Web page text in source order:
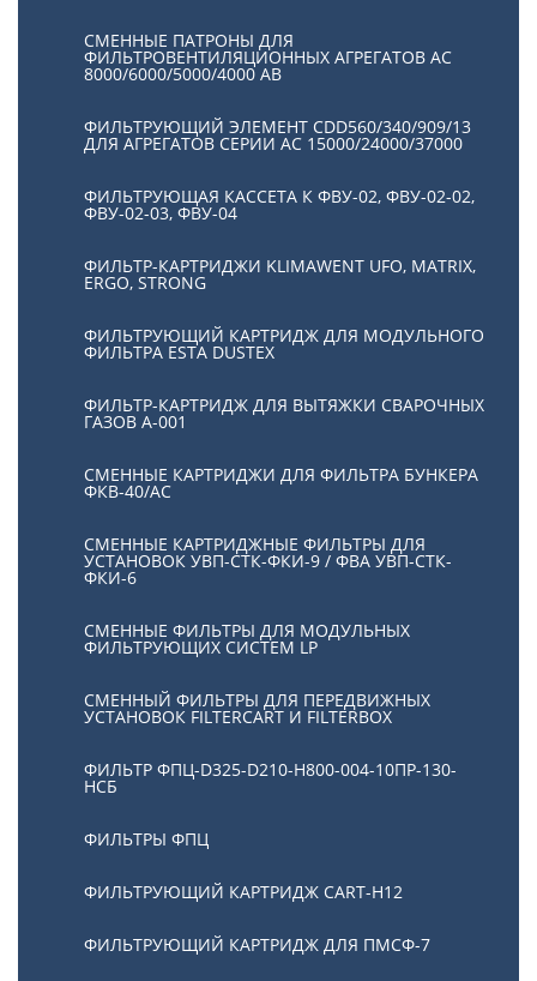
СМЕННЫЕ ПАТРОНЫ ДЛЯ
ФИЛЬТРОВЕНТИЛЯЦИОННЫХ АГРЕГАТОВ АС
8000/6000/5000/4000 АВ
ФИЛЬТРУЮЩИЙ ЭЛЕМЕНТ CDD560/340/909/13
ДЛЯ АГРЕГАТОВ СЕРИИ АС 15000/24000/37000
ФИЛЬТРУЮЩАЯ КАССЕТА К ФВУ-02, ФВУ-02-02,
ФВУ-02-03, ФВУ-04
ФИЛЬТР-КАРТРИДЖИ KLIMAWENT UFO, MATRIX,
ERGO, STRONG
ФИЛЬТРУЮЩИЙ КАРТРИДЖ ДЛЯ МОДУЛЬНОГО
ФИЛЬТРА ESTA DUSTEX
ФИЛЬТР-КАРТРИДЖ ДЛЯ ВЫТЯЖКИ СВАРОЧНЫХ
ГАЗОВ А-001
СМЕННЫЕ КАРТРИДЖИ ДЛЯ ФИЛЬТРА БУНКЕРА
ФКВ-40/АС
СМЕННЫЕ КАРТРИДЖНЫЕ ФИЛЬТРЫ ДЛЯ
УСТАНОВОК УВП-СТК-ФКИ-9 / ФВА УВП-СТК-
ФКИ-6
СМЕННЫЕ ФИЛЬТРЫ ДЛЯ МОДУЛЬНЫХ
ФИЛЬТРУЮЩИХ СИСТЕМ LP
СМЕННЫЙ ФИЛЬТРЫ ДЛЯ ПЕРЕДВИЖНЫХ
УСТАНОВОК FILTERCART И FILTERBOX
ФИЛЬТР ФПЦ-D325-D210-H800-004-10ПР-130-
НСБ
ФИЛЬТРЫ ФПЦ
ФИЛЬТРУЮЩИЙ КАРТРИДЖ CART-H12
ФИЛЬТРУЮЩИЙ КАРТРИДЖ ДЛЯ ПМСФ-7